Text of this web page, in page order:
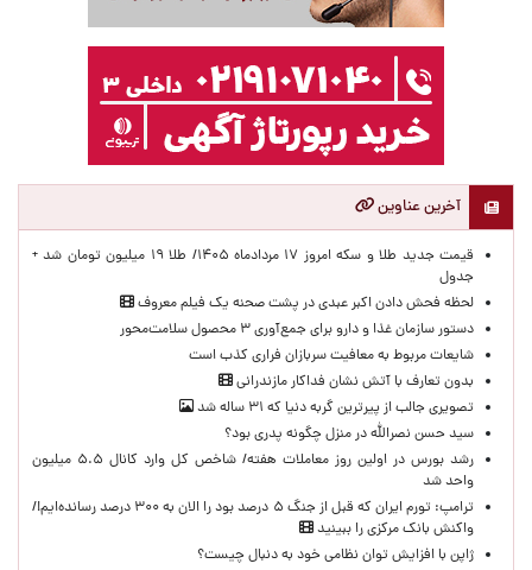
آخرین عناوین
قیمت جدید طلا و سکه امروز ۱۷ مردادماه ۱۴۰۵/ طلا ۱۹ میلیون تومان شد +
جدول
لحظه‌ فحش دادن اکبر عبدی در پشت صحنه یک فیلم معروف
دستور سازمان غذا و دارو برای جمع‌آوری ۳ محصول سلامت‌محور
شایعات مربوط به معافیت سربازان فراری کذب است
بدون تعارف با آتش نشان فداکار مازندرانی
تصویری جالب از پیرترین گربه دنیا که ۳۱ ساله شد
سید حسن نصرالله در منزل چگونه پدری بود؟
رشد بورس در اولین روز معاملات هفته/ شاخص کل وارد کانال ۵.۵ میلیون
واحد شد
ترامپ: تورم ایران که قبل از جنگ ۵ درصد بود را الان به ۳۰۰ درصد رسانده‌ایم!/
واکنش بانک مرکزی را ببینید
ژاپن با افزایش توان نظامی خود به دنبال چیست؟